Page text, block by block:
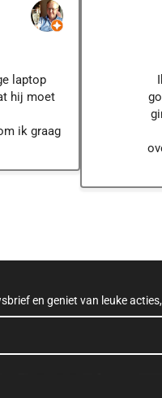
laptop
hij moet
ik graag
en geniet van leuke